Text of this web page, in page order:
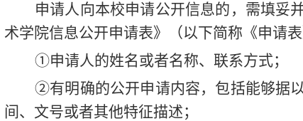
申请人向本校申请公开信息的，需填妥
术学院信息公开申请表》（以下简称《申请
①申请人的姓名或者名称、联系方式；
②有明确的公开申请内容，包括能够据
间、文号或者其他特征描述；